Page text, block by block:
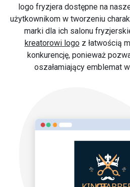
logo fryzjera dostępne na
użytkownikom w tworzeniu
marki dla ich salonu
kreatorowi logoz łatwością
konkurencję, ponieważ
oszałamiający emblemat